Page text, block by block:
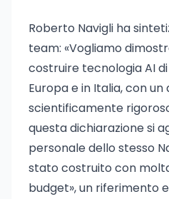
Roberto Navigli ha
team: «Vogliamo
costruire tecnologia AI
Europa e in Italia, con
scientificamente
questa dichiarazione si
personale dello stesso
stato costruito con
budget», un riferimento